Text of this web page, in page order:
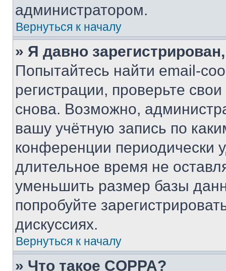
администратором.
Вернуться к началу
» Я давно
Попытайтесь найти email-
регистрации, проверьте
снова. Возможно,
вашу учётную запись по
конференции периодически
длительное время не
уменьшить размер базы
попробуйте
дискуссиях.
Вернуться к началу
» Что такое COPPA?